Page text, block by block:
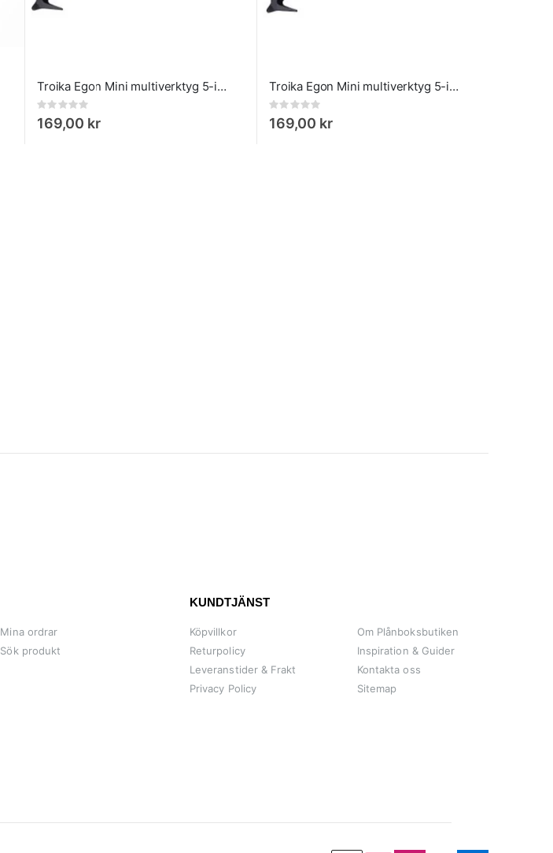
Troika Egon Mini multiverktyg 5-i-1 röd
Rating:
169,00 kr
Troika Egon Mini multiverktyg 5-i-1 Titan
Rating:
169,00 kr
Mina ordrar
Sök produkt
KUNDTJÄNST
Köpvillkor
Returpolicy
Leveranstider & Frakt
Privacy Policy
Om Plånboksbutiken
Inspiration & Guider
Kontakta oss
Sitemap